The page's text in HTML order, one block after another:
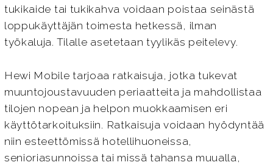
tukikaide tai tukikahva voidaan poistaa seinästä
loppukäyttäjän toimesta hetkessä, ilman
työkaluja. Tilalle asetetaan tyylikäs peitelevy.
Hewi Mobile tarjoaa ratkaisuja, jotka tukevat
muuntojoustavuuden periaatteita ja mahdollistaa
tilojen nopean ja helpon muokkaamisen eri
käyttötarkoituksiin. Ratkaisuja voidaan hyödyntää
niin esteettömissä hotellihuoneissa,
senioriasunnoissa tai missä tahansa muualla,